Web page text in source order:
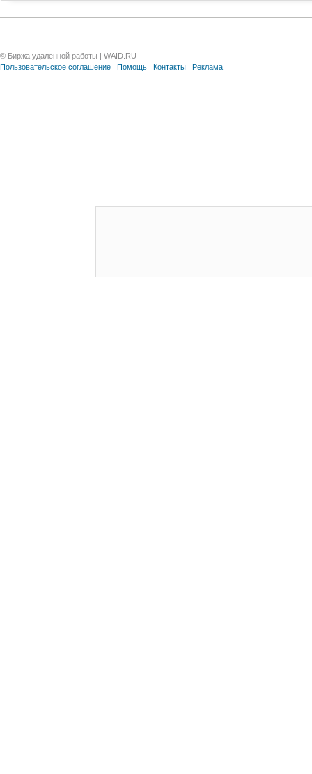
© Биржа удаленной работы | WAID.RU
Пользовательское соглашение
Помощь Контакты Реклама